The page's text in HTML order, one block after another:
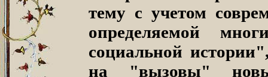
тему с учетом
определяемой
социальной
на "вызовы" новых